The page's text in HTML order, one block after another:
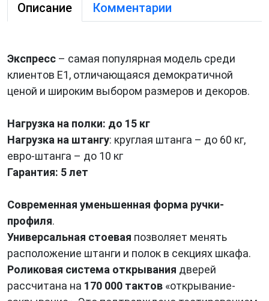
Описание Комментарии
Экспресс – самая популярная модель среди
клиентов Е1, отличающаяся демократичной
ценой и широким выбором размеров и декоров.
Нагрузка на полки: до 15 кг
Нагрузка на штангу: круглая штанга – до 60 кг,
евро-штанга – до 10 кг
Гарантия: 5 лет
Современная уменьшенная форма ручки-
профиля.
Универсальная стоевая позволяет менять
расположение штанги и полок в секциях шкафа.
Роликовая система открывания дверей
рассчитана на 170 000 тактов «открывание-